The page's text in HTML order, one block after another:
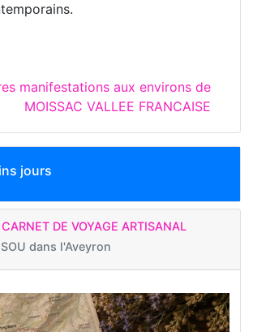
manifestations aux environs de
MOISSAC VALLEE FRANCAISE
jours
DE VOYAGE ARTISANAL
dans l'Aveyron